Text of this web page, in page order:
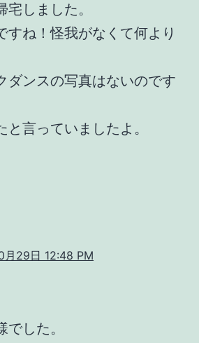
宅しました。
すね！怪我がなくて何より
ダンスの写真はないのです
言っていましたよ。
月29日 12:48 PM
した。